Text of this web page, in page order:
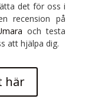
det för oss i
recension på
och testa
att hjälpa dig.
här